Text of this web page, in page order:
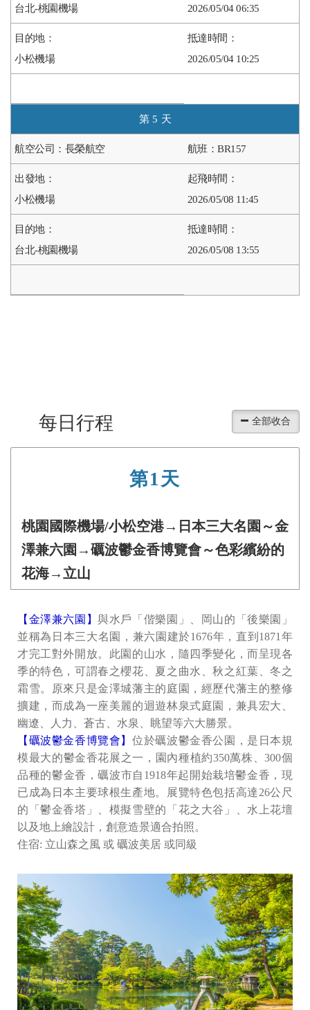
台北-桃園機場 2026/05/04 06:35
小松機場 2026/05/04 10:25
5
長榮航空 BR157
小松機場 2026/05/08 11:45
台北-桃園機場 2026/05/08 13:55
每日行程
第1天
桃園國際機場/小松空港→日本三大名園～金
澤兼六園→礪波鬱金香博覽會～色彩繽紛的
花海→立山
【金澤兼六園】與水戶「偕樂園」、岡山的「後樂園」
並稱為日本三大名園，兼六園建於1676年，直到1871年
才完工對外開放。此園的山水，隨四季變化，而呈現各
季的特色，可謂春之櫻花、夏之曲水、秋之紅葉、冬之
霜雪。原來只是金澤城藩主的庭園，經歷代藩主的整修
擴建，而成為一座美麗的迴遊林泉式庭園，兼具宏大、
幽遼、人力、蒼古、水泉、眺望等六大勝景。
【礪波鬱金香博覽會】位於礪波鬱金香公園，是日本規
模最大的鬱金香花展之一，園內種植約350萬株、300個
品種的鬱金香，礪波市自1918年起開始栽培鬱金香，現
已成為日本主要球根生產地。展覽特色包括高達26公尺
的「鬱金香塔」、模擬雪壁的「花之大谷」、水上花壇
以及地上繪設計，創意造景適合拍照。
住宿: 立山森之風 或 礪波美居 或同級